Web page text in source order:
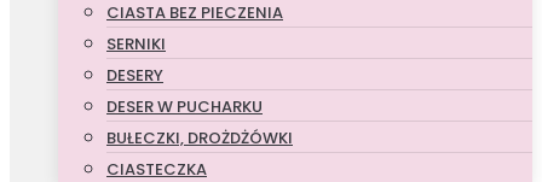
CIASTA BEZ PIECZENIA
SERNIKI
DESERY
DESER W PUCHARKU
BUŁECZKI, DROŻDŻÓWKI
CIASTECZKA